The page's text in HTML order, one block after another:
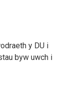
y DU i
byw uwch i